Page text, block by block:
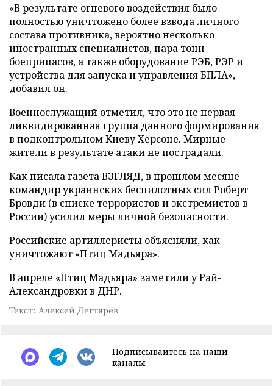
«В результате огневого воздействия было
полностью уничтожено более взвода личного
состава противника, вероятно несколько
иностранных специалистов, пара тонн
боеприпасов, а также оборудование РЭБ, РЭР и
устройства для запуска и управления БПЛА», –
добавил он.
Военнослужащий отметил, что это не первая
ликвидированная группа данного формирования
в подконтрольном Киеву Херсоне. Мирные
жители в результате атаки не пострадали.
Как писала газета ВЗГЛЯД, в прошлом месяце
командир украинских беспилотных сил Роберт
Бровди (в списке террористов и экстремистов в
России)усилилмеры личной безопасности.
Российские артиллеристы объясняли, как
уничтожают «Птиц Мадьяра».
В апреле «Птиц Мадьяра» заметилиу Рай-
Александровки в ДНР.
Текст: Алексей Дегтярёв
Подписывайтесь на наши
каналы